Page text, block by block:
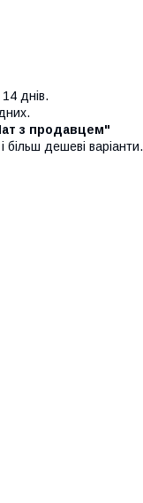
днів.
з продавцем"
більш дешеві варіанти.